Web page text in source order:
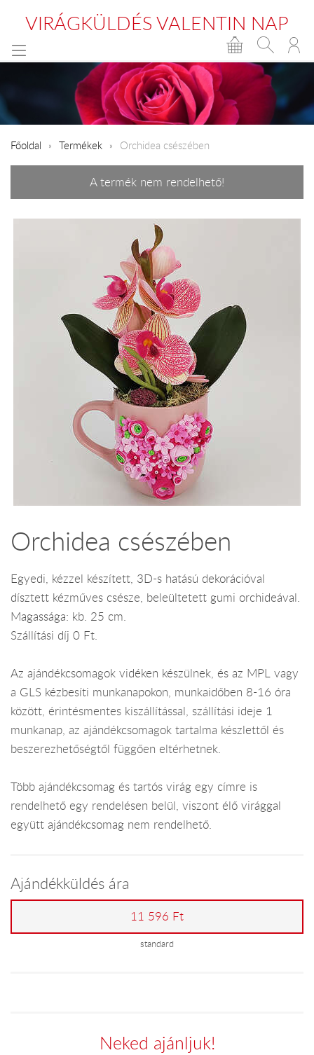
VIRÁGKÜLDÉS VALENTIN NAP
Főoldal Termékek Orchidea csészében
A termék nem rendelhető!
Orchidea csészében
Egyedi, kézzel készített, 3D-s hatású dekorációval
dísztett kézműves csésze, beleültetett gumi orchideával.
Magassága: kb. 25 cm.
Szállítási díj 0 Ft.
Az ajándékcsomagok vidéken készülnek, és az MPL vagy
a GLS kézbesíti munkanapokon, munkaidőben 8-16 óra
között, érintésmentes kiszállítással, szállítási ideje 1
munkanap, az ajándékcsomagok tartalma készlettől és
beszerezhetőségtől függően eltérhetnek.
Több ajándékcsomag és tartós virág egy címre is
rendelhető egy rendelésen belül, viszont élő virággal
együtt ajándékcsomag nem rendelhető.
Ajándékküldés ára
11 596 Ft
standard
Neked ajánljuk!